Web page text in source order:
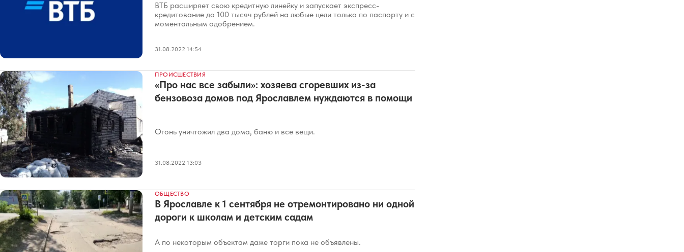
ВТБ расширяет свою кредитную линейку и запускает экспресс-
кредитование до 100 тысяч рублей на любые цели только по паспорту и с
моментальным одобрением.
31.08.2022 14:54
ПРОИСШЕСТВИЯ
«Про нас все забыли»: хозяева сгоревших из-за
бензовоза домов под Ярославлем нуждаются в помощи
Огонь уничтожил два дома, баню и все вещи.
31.08.2022 13:03
ОБЩЕСТВО
В Ярославле к 1 сентября не отремонтировано ни одной
дороги к школам и детским садам
А по некоторым объектам даже торги пока не объявлены.